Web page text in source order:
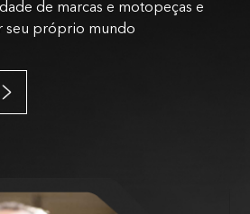
de marcas e motopeças e
seu próprio mundo